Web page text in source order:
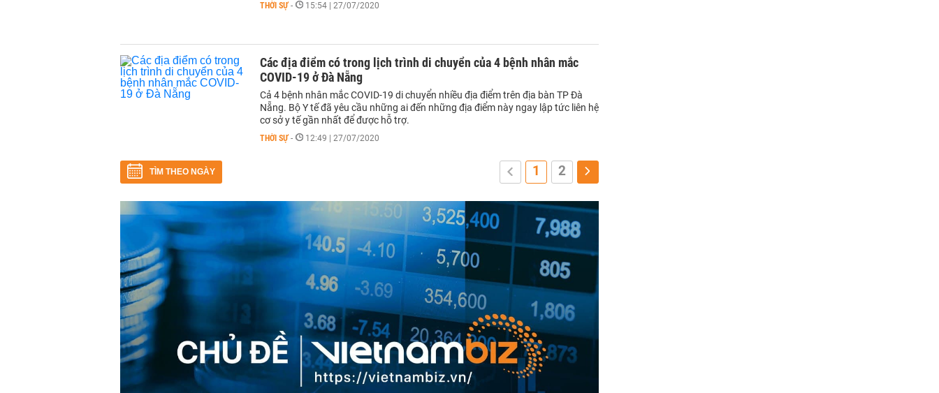
THỜI SỰ - 15:54 | 27/07/2020
Các địa điểm có trong lịch trình di chuyển của 4 bệnh nhân mắc
COVID-19 ở Đà Nẵng
Cả 4 bệnh nhân mắc COVID-19 di chuyển nhiều địa điểm trên địa bàn TP Đà
Nẵng. Bộ Y tế đã yêu cầu những ai đến những địa điểm này ngay lập tức liên hệ
cơ sở y tế gần nhất để được hỗ trợ.
THỜI SỰ - 12:49 | 27/07/2020
TÌM THEO NGÀY 1 2